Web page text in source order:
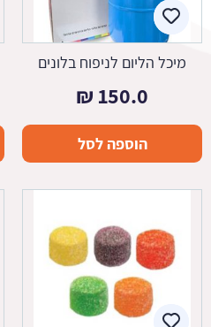
מיכל הליום לניפוח בלונים
150.0
₪
הוספה לסל